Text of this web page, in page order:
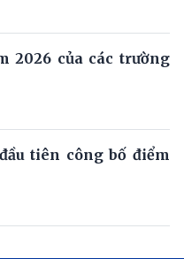
2026 của các trường
tiên công bố điểm